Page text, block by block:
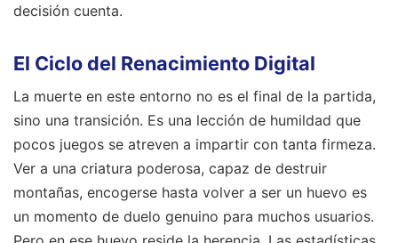
decisión cuenta.
El Ciclo del Renacimiento Digital
La muerte en este entorno no es el final de la partida,
sino una transición. Es una lección de humildad que
pocos juegos se atreven a impartir con tanta firmeza.
Ver a una criatura poderosa, capaz de destruir
montañas, encogerse hasta volver a ser un huevo es
un momento de duelo genuino para muchos usuarios.